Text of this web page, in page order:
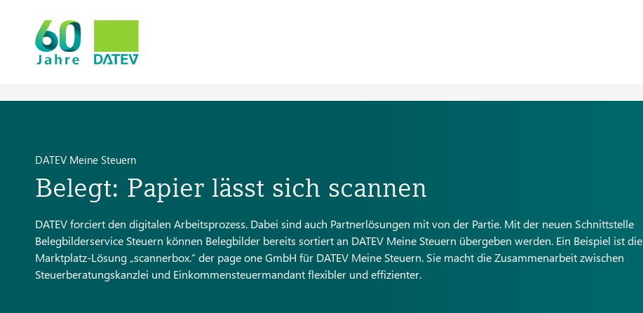
DATEV Meine Steuern
Belegt: Papier lässt sich scannen
DATEV forciert den digitalen Arbeitsprozess. Dabei sind auch Partnerlösungen mit von der Partie. Mit der neuen Schnittstelle
Belegbilderservice Steuern können Belegbilder bereits sortiert an DATEV Meine Steuern übergeben werden. Ein Beispiel ist die
Marktplatz-Lösung „scannerbox.“ der page one GmbH für DATEV Meine Steuern. Sie macht die Zusammenarbeit zwischen
Steuerberatungskanzlei und Einkommensteuermandant flexibler und effizienter.